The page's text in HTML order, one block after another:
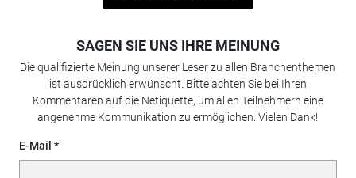
SAGEN SIE UNS IHRE MEINUNG
Die qualifizierte Meinung unserer Leser zu allen Branchenthemen
ist ausdrücklich erwünscht. Bitte achten Sie bei Ihren
Kommentaren auf die Netiquette, um allen Teilnehmern eine
angenehme Kommunikation zu ermöglichen. Vielen Dank!
E-Mail